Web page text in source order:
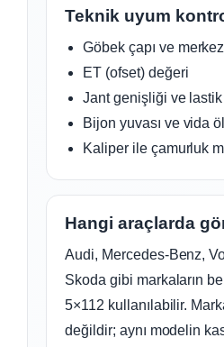
Teknik uyum
Göbek çapı ve
ET (ofset) değeri
Jant genişliği ve lastik
Bijon yuvası ve vida
Kaliper ile çamurluk
Hangi araçlarda
Audi, Mercedes-Benz,
Skoda gibi markaların
5×112 kullanılabilir.
değildir; aynı modelin